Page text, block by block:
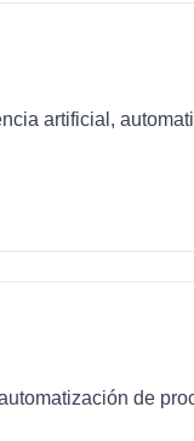
artificial,
de